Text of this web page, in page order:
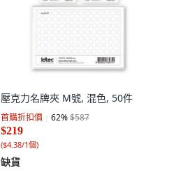
壓克力名牌夾 M號, 混色, 50件
首購折扣價 62%$587
$219
($4.38/1個)
缺貨